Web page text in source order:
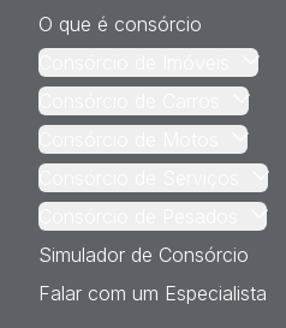
O que é consórcio
Simulador de Consórcio
Falar com um Especialista